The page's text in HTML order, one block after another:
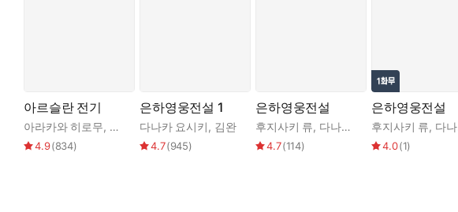
아르슬란 전기
아라카와 히로무, 다나카 요시키,아라카와 히로무,다나카 요시키,김완
4.9(834)
은하영웅전설 1
다나카 요시키, 김완
4.7(945)
은하영웅전설
후지사키 류, 다나카 요시키
4.7(114)
은하영웅전설
후지사키 류, 다나카 요시키
4.0(1)